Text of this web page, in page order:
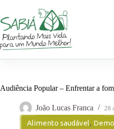
o
conteúdo
Audiência Popular – Enfrentar a
João Lucas Franca 28
Alimento saudável,